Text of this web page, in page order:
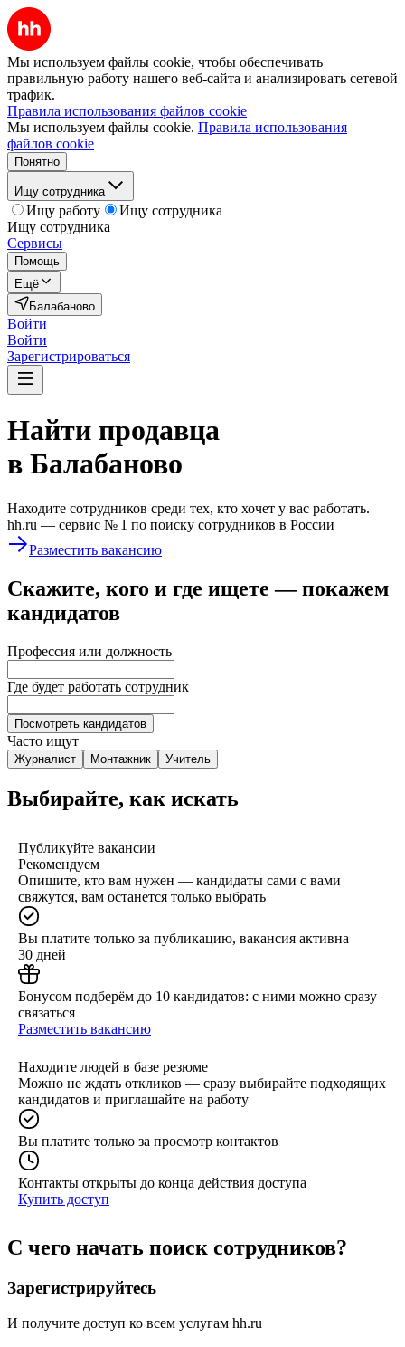
Мы используем файлы cookie, чтобы обеспечивать
правильную работу нашего веб-сайта и анализировать сетевой
трафик.
Правила использования файлов cookie
Мы используем файлы cookie. Правила использования
файлов cookie
Понятно
Ищу сотрудника
Ищу работу
Ищу сотрудника
Ищу сотрудника
Сервисы
Помощь
Ещё
Балабаново
Войти
Войти
Зарегистрироваться
Найти продавца
в Балабаново
Находите сотрудников среди тех, кто хочет у вас работать.
hh.ru — сервис № 1 по поиску сотрудников в России
Разместить вакансию
Скажите, кого и где ищете — покажем
кандидатов
Профессия или должность
Где будет работать сотрудник
Посмотреть кандидатов
Часто ищут
Журналист Монтажник Учитель
Выбирайте, как искать
Публикуйте вакансии
Рекомендуем
Опишите, кто вам нужен — кандидаты сами с вами
свяжутся, вам останется только выбрать
Вы платите только за публикацию, вакансия активна
30 дней
Бонусом подберём до 10 кандидатов: с ними можно сразу
связаться
Разместить вакансию
Находите людей в базе резюме
Можно не ждать откликов — сразу выбирайте подходящих
кандидатов и приглашайте на работу
Вы платите только за просмотр контактов
Контакты открыты до конца действия доступа
Купить доступ
С чего начать поиск сотрудников?
Зарегистрируйтесь
И получите доступ ко всем услугам hh.ru